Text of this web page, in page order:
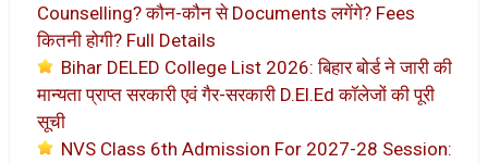
Counselling? कौन-कौन से Documents लगेंगे? Fees
कितनी होगी? Full Details
Bihar DELED College List 2026: बिहार बोर्ड ने जारी की
मान्यता प्राप्त सरकारी एवं गैर-सरकारी D.El.Ed कॉलेजों की पूरी
सूची
NVS Class 6th Admission For 2027-28 Session: